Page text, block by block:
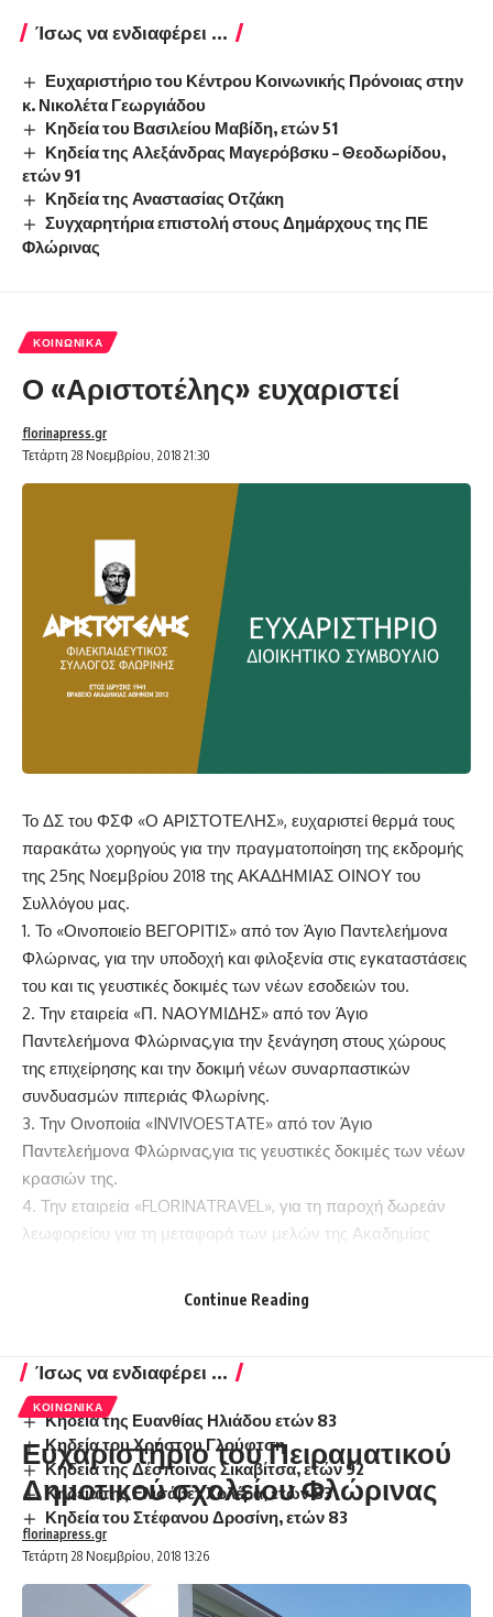
Ίσως να ενδιαφέρει ...
Ευχαριστήριο του Κέντρου Κοινωνικής Πρόνοιας στην
κ. Νικολέτα Γεωργιάδου
Κηδεία του Βασιλείου Μαβίδη, ετών 51
Κηδεία της Αλεξάνδρας Μαγερόβσκυ – Θεοδωρίδου,
ετών 91
Κηδεία της Αναστασίας Οτζάκη
Συγχαρητήρια επιστολή στους Δημάρχους της ΠΕ
Φλώρινας
ΚΟΙΝΩΝΙΚΆ
Ο «Αριστοτέλης» ευχαριστεί
Τετάρτη 28 Νοεμβρίου, 2018 21:30
florinapress.gr
Το ΔΣ του ΦΣΦ «Ο ΑΡΙΣΤΟΤΕΛΗΣ», ευχαριστεί θερμά τους
παρακάτω χορηγούς για την πραγματοποίηση της εκδρομής
της 25ης Νοεμβρίου 2018 της ΑΚΑΔΗΜΙΑΣ ΟΙΝΟΥ του
Συλλόγου μας.
1. Το «Οινοποιείο ΒΕΓΟΡΙΤΙΣ» από τον Άγιο Παντελεήμονα
Φλώρινας, για την υποδοχή και φιλοξενία στις εγκαταστάσεις
του και τις γευστικές δοκιμές των νέων εσοδειών του.
2. Την εταιρεία «Π. ΝΑΟΥΜΙΔΗΣ» από τον Άγιο
Παντελεήμονα Φλώρινας,για την ξενάγηση στους χώρους
της επιχείρησης και την δοκιμή νέων συναρπαστικών
συνδυασμών πιπεριάς Φλωρίνης.
3. Την Οινοποιία «INVIVOESTATE» από τον Άγιο
Παντελεήμονα Φλώρινας,για τις γευστικές δοκιμές των νέων
κρασιών της.
4. Την εταιρεία «FLORINATRAVEL», για τη παροχή δωρεάν
λεωφορείου για τη μεταφορά των μελών της Ακαδημίας
Ίσως να ενδιαφέρει ...
Κηδεία της Ευανθίας Ηλιάδου ετών 83
Κηδεία του Χρήστου Γλούφτση
Κηδεία της Δέσποινας Σικαβίτσα, ετών 92
Κηδεία της Ελισάβετ Χολέρα, ετών 83
Κηδεία του Στέφανου Δροσίνη, ετών 83
Continue Reading
ΚΟΙΝΩΝΙΚΆ
Ευχαριστήριο του Πειραματικού
Δημοτικού σχολείου Φλώρινας
Τετάρτη 28 Νοεμβρίου, 2018 13:26
florinapress.gr